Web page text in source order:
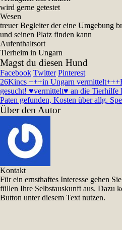
wird gerne getestet
Wesen
treuer Begleiter der eine Umgebung
und seinen Platz finden kann
Aufenthaltsort
Tierheim in Ungarn
Magst du diesen Hund
Facebook Twitter Pinterest
26Kincs +++in Ungarn vermittelt+++
gesucht! ♥vermittelt♥ an die Tierhilfe
Paten gefunden, Kosten über allg.
Über den Autor
Kontakt
Für ein ernsthaftes Interesse gehen
füllen Ihre Selbstauskunft aus. Dazu
Button unter diesem Text nutzen.